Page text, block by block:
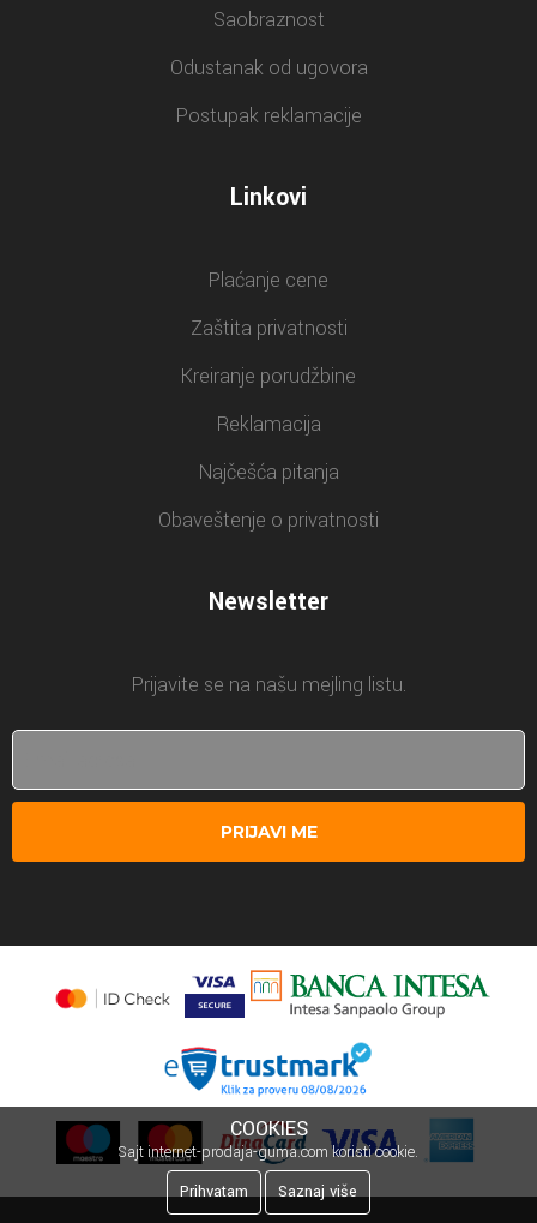
Saobraznost
Odustanak od ugovora
Postupak reklamacije
Linkovi
Plaćanje cene
Zaštita privatnosti
Kreiranje porudžbine
Reklamacija
Najčešća pitanja
Obaveštenje o privatnosti
Newsletter
Prijavite se na našu mejling listu.
PRIJAVI ME
COOKIES
Sajt internet-prodaja-guma.com koristi cookie.
Prihvatam
Saznaj više